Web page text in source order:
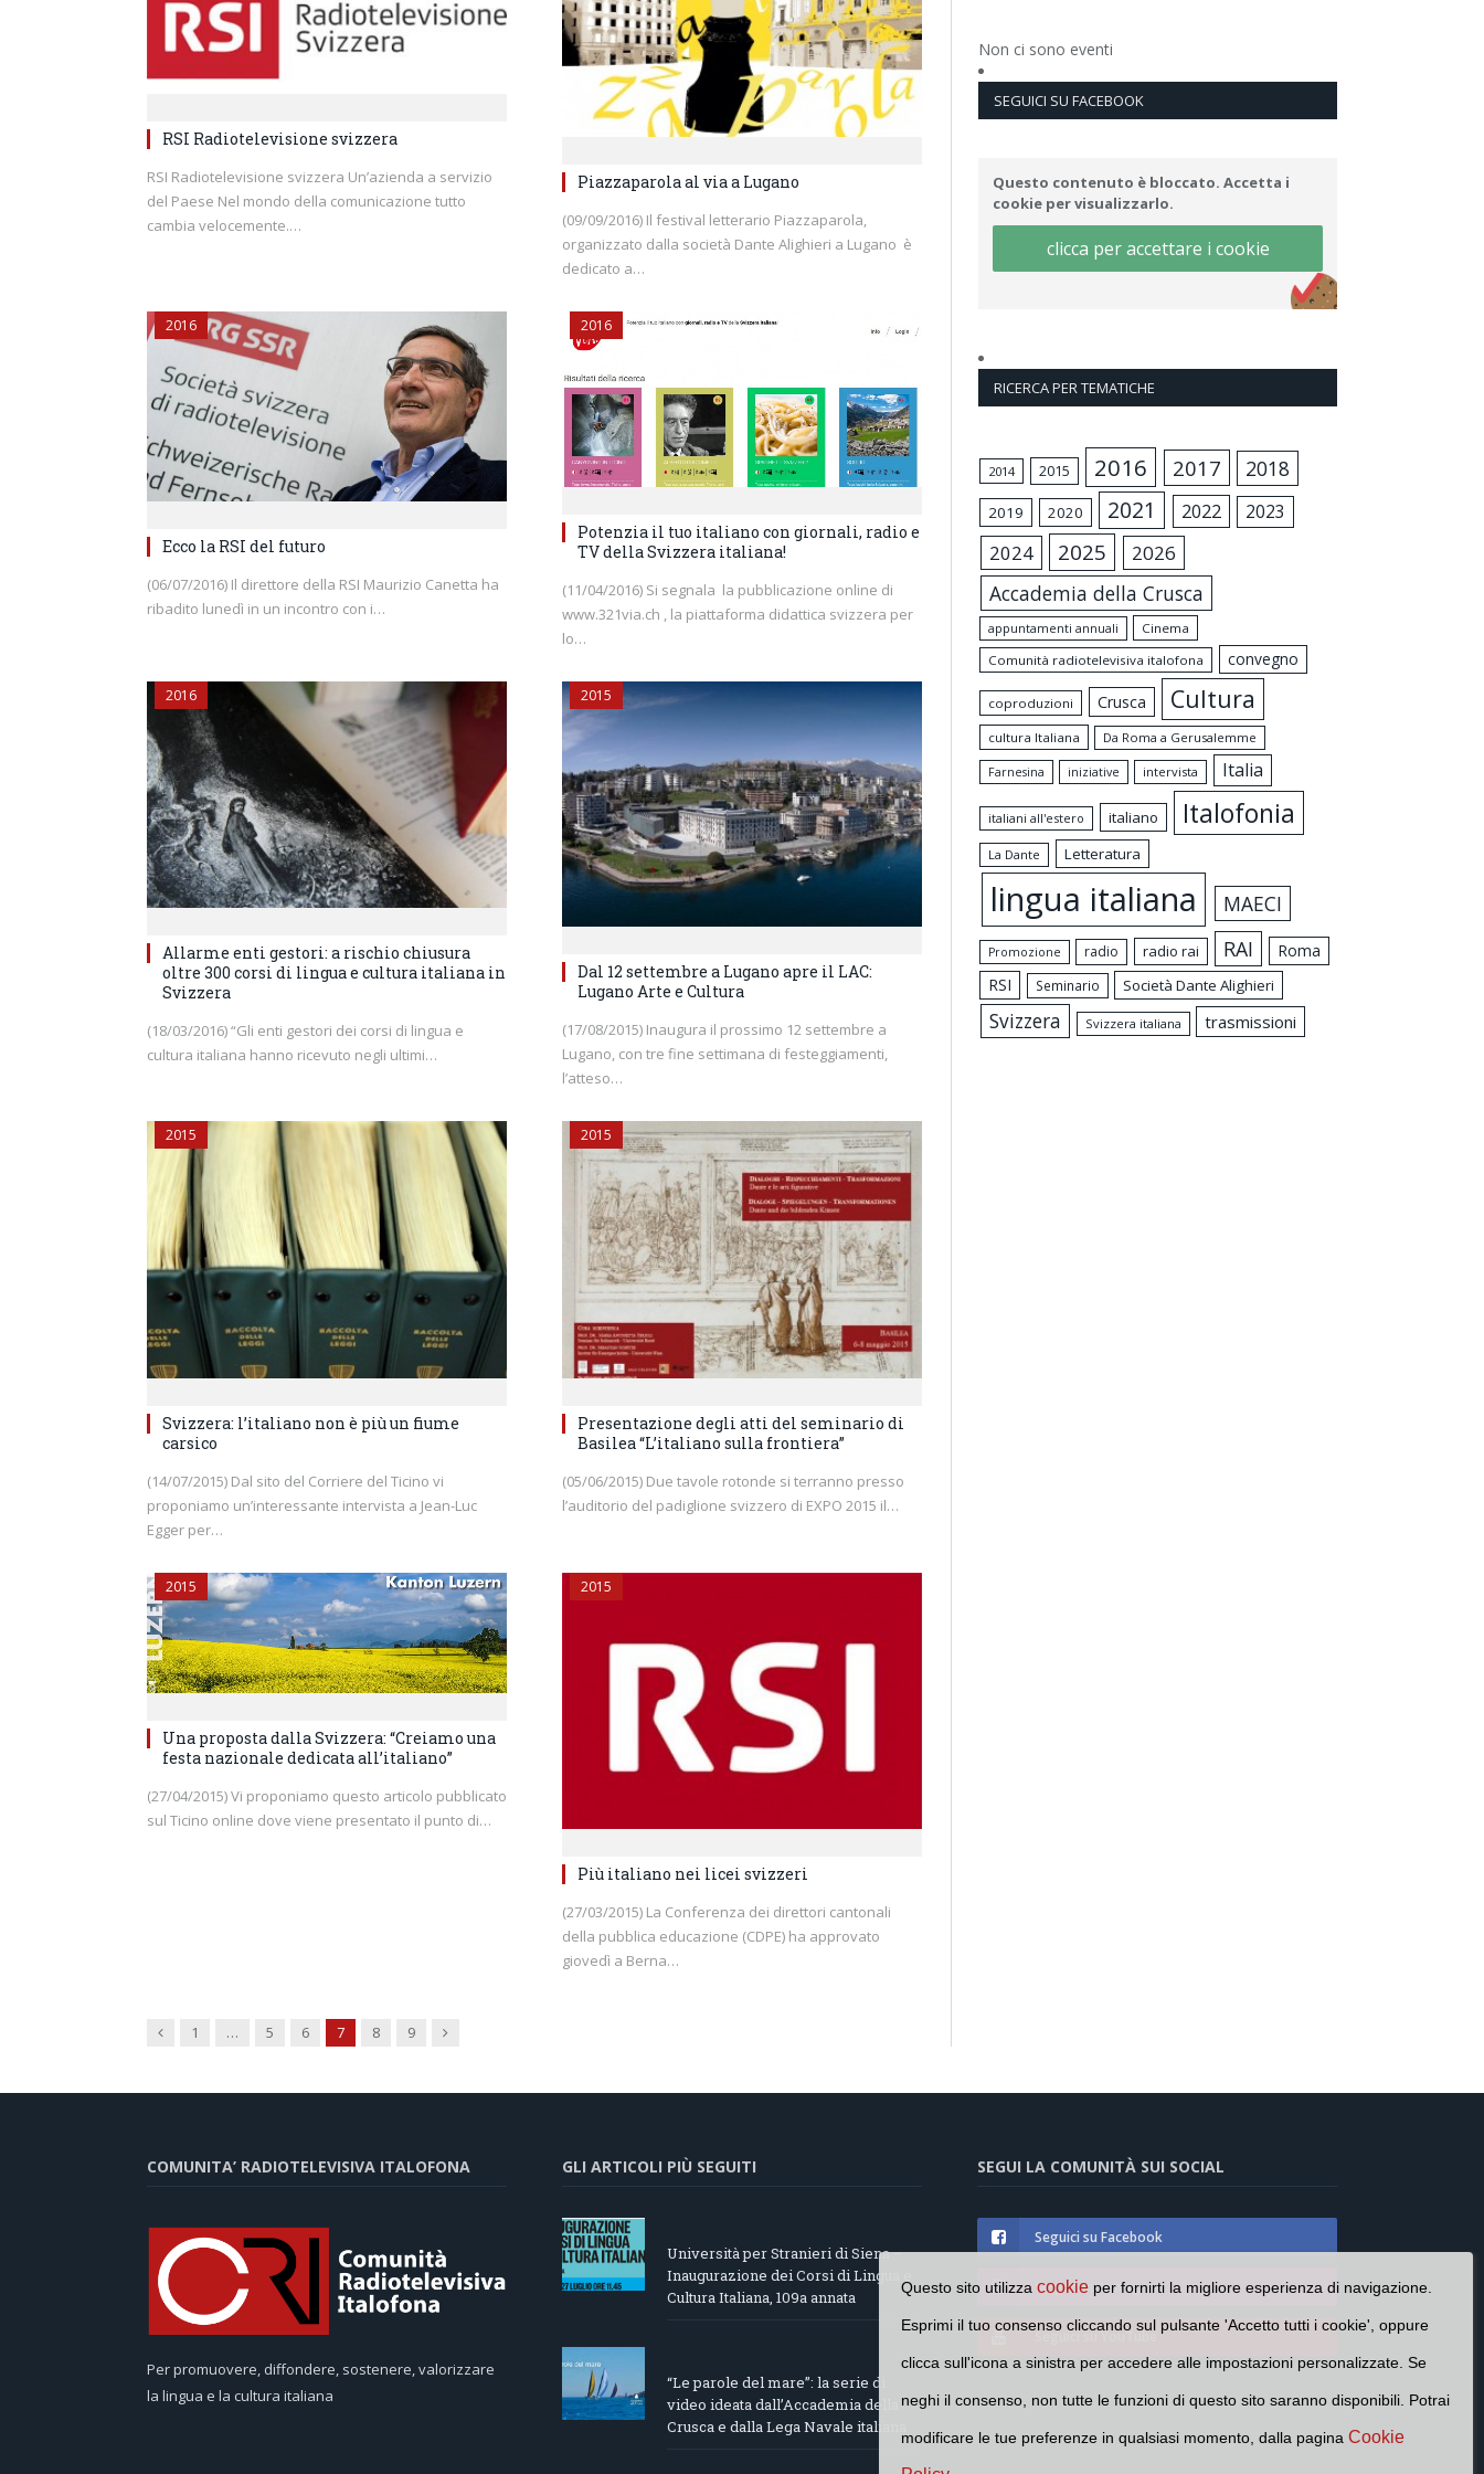
RSI Radiotelevisione svizzera
RSI Radiotelevisione svizzera Un’azienda a servizio
del Paese Nel mondo della comunicazione tutto
cambia velocemente.…
Piazzaparola al via a Lugano
(09/09/2016) Il festival letterario Piazzaparola,
organizzato dalla società Dante Alighieri a Lugano è
dedicato a…
2016
Ecco la RSI del futuro
(06/07/2016) Il direttore della RSI Maurizio Canetta ha
ribadito lunedì in un incontro con i…
2016
Potenzia il tuo italiano con giornali, radio e
TV della Svizzera italiana!
(11/04/2016) Si segnala la pubblicazione online di
www.321via.ch , la piattaforma didattica svizzera per
lo…
2016
Allarme enti gestori: a rischio chiusura
oltre 300 corsi di lingua e cultura italiana in
Svizzera
(18/03/2016) “Gli enti gestori dei corsi di lingua e
cultura italiana hanno ricevuto negli ultimi…
2015
Dal 12 settembre a Lugano apre il LAC:
Lugano Arte e Cultura
(17/08/2015) Inaugura il prossimo 12 settembre a
Lugano, con tre fine settimana di festeggiamenti,
l’atteso…
2015
Svizzera: l’italiano non è più un fiume
carsico
(14/07/2015) Dal sito del Corriere del Ticino vi
proponiamo un’interessante intervista a Jean-Luc
Egger per…
2015
Presentazione degli atti del seminario di
Basilea “L’italiano sulla frontiera”
(05/06/2015) Due tavole rotonde si terranno presso
l’auditorio del padiglione svizzero di EXPO 2015 il…
2015
Una proposta dalla Svizzera: “Creiamo una
festa nazionale dedicata all’italiano”
(27/04/2015) Vi proponiamo questo articolo pubblicato
sul Ticino online dove viene presentato il punto di…
2015
Più italiano nei licei svizzeri
(27/03/2015) La Conferenza dei direttori cantonali
della pubblica educazione (CDPE) ha approvato
giovedì a Berna…
Previous
1 … 5 6 7 8 9 Next
Non ci sono eventi
SEGUICI SU FACEBOOK
Questo contenuto è bloccato. Accetta i
cookie per visualizzarlo.
clicca per accettare i cookie
RICERCA PER TEMATICHE
2014 2015 2016 2017 2018
2019 2020 2021 2022 2023
2024 2025 2026
Accademia della Crusca
appuntamenti annuali
Cinema
Comunità radiotelevisiva italofona
convegno
coproduzioni Crusca Cultura
cultura Italiana Da Roma a Gerusalemme
Farnesina iniziative intervista Italia
italiani all'estero italiano Italofonia
La Dante Letteratura
lingua italiana MAECI
Promozione radio radio rai RAI
Roma
RSI
Seminario Società Dante Alighieri
Svizzera Svizzera italiana trasmissioni
COMUNITA’ RADIOTELEVISIVA ITALOFONA
Per promuovere, diffondere, sostenere, valorizzare
la lingua e la cultura italiana
GLI ARTICOLI PIÙ SEGUITI
Università per Stranieri di Siena –
Inaugurazione dei Corsi di Lingua e
Cultura Italiana, 109a annata
“Le parole del mare”: la serie di
video ideata dall’Accademia della
Crusca e dalla Lega Navale italiana
SEGUI LA COMUNITÀ SUI SOCIAL
Seguici su Facebook
Seguici su Instagram
Seguici su YouTube
Questo sito utilizzacookie per fornirti la migliore esperienza di navigazione.
Esprimi il tuo consenso cliccando sul pulsante 'Accetto tutti i cookie', oppure
clicca sull'icona a sinistra per accedere alle impostazioni personalizzate. Se
neghi il consenso, non tutte le funzioni di questo sito saranno disponibili. Potrai
modificare le tue preferenze in qualsiasi momento, dalla pagina Cookie